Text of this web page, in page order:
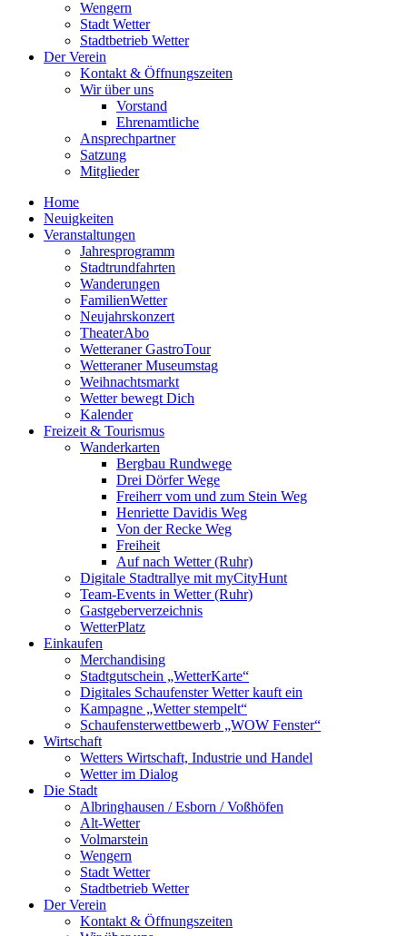
Wengern
Stadt Wetter
Stadtbetrieb Wetter
Der Verein
Kontakt & Öffnungszeiten
Wir über uns
Vorstand
Ehrenamtliche
Ansprechpartner
Satzung
Mitglieder
Home
Neuigkeiten
Veranstaltungen
Jahresprogramm
Stadtrundfahrten
Wanderungen
FamilienWetter
Neujahrskonzert
TheaterAbo
Wetteraner GastroTour
Wetteraner Museumstag
Weihnachtsmarkt
Wetter bewegt Dich
Kalender
Freizeit & Tourismus
Wanderkarten
Bergbau Rundwege
Drei Dörfer Wege
Freiherr vom und zum Stein Weg
Henriette Davidis Weg
Von der Recke Weg
Freiheit
Auf nach Wetter (Ruhr)
Digitale Stadtrallye mit myCityHunt
Team-Events in Wetter (Ruhr)
Gastgeberverzeichnis
WetterPlatz
Einkaufen
Merchandising
Stadtgutschein „WetterKarte“
Digitales Schaufenster Wetter kauft ein
Kampagne „Wetter stempelt“
Schaufensterwettbewerb „WOW Fenster“
Wirtschaft
Wetters Wirtschaft, Industrie und Handel
Wetter im Dialog
Die Stadt
Albringhausen / Esborn / Voßhöfen
Alt-Wetter​
Volmarstein
Wengern
Stadt Wetter
Stadtbetrieb Wetter
Der Verein
Kontakt & Öffnungszeiten